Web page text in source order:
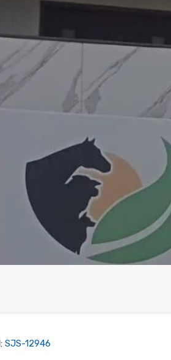
SJS-12946